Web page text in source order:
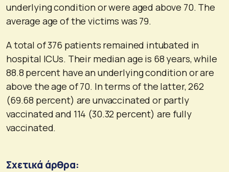
underlying condition or were aged above 70. The
average age of the victims was 79.
A total of 376 patients remained intubated in
hospital ICUs. Their median age is 68 years, while
88.8 percent have an underlying condition or are
above the age of 70. In terms of the latter, 262
(69.68 percent) are unvaccinated or partly
vaccinated and 114 (30.32 percent) are fully
vaccinated.
Σχετικά άρθρα: